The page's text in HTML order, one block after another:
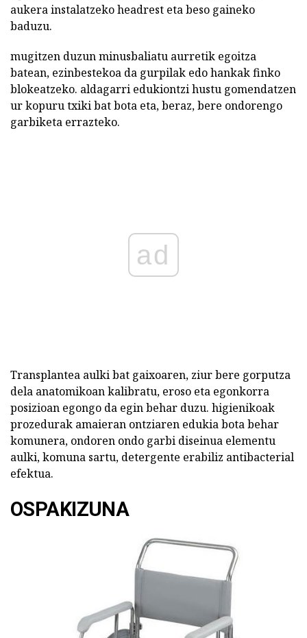
aukera instalatzeko headrest eta beso gaineko
baduzu.
mugitzen duzun minusbaliatu aurretik egoitza
batean, ezinbestekoa da gurpilak edo hankak finko
blokeatzeko. aldagarri edukiontzi hustu gomendatzen
ur kopuru txiki bat bota eta, beraz, bere ondorengo
garbiketa errazteko.
ad
Transplantea aulki bat gaixoaren, ziur bere gorputza
dela anatomikoan kalibratu, eroso eta egonkorra
posizioan egongo da egin behar duzu. higienikoak
prozedurak amaieran ontziaren edukia bota behar
komunera, ondoren ondo garbi diseinua elementu
aulki, komuna sartu, detergente erabiliz antibacterial
efektua.
OSPAKIZUNA